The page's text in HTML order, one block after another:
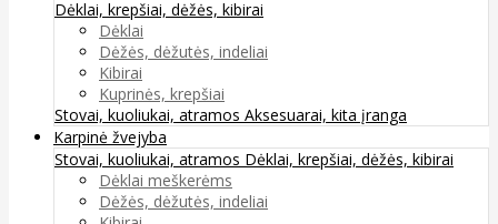
Dėklai, krepšiai, dėžės, kibirai
Dėklai
Dėžės, dėžutės, indeliai
Kibirai
Kuprinės, krepšiai
Stovai, kuoliukai, atramos Aksesuarai, kita įranga
Karpinė žvejyba
Stovai, kuoliukai, atramos Dėklai, krepšiai, dėžės, kibirai
Dėklai meškerėms
Dėžės, dėžutės, indeliai